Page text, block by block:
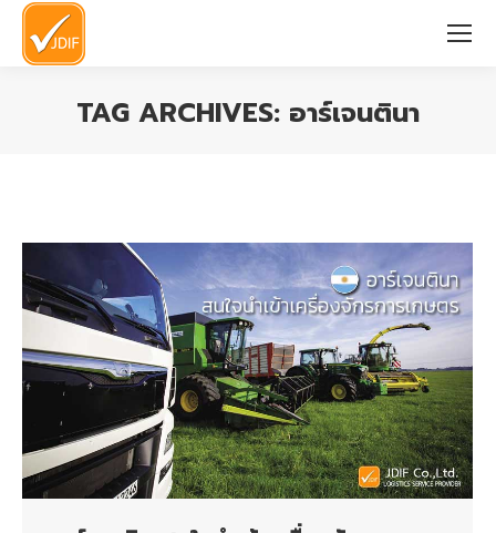
TAG ARCHIVES: อาร์เจนตินา